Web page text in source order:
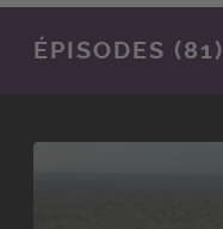
ÉPISODES (81)